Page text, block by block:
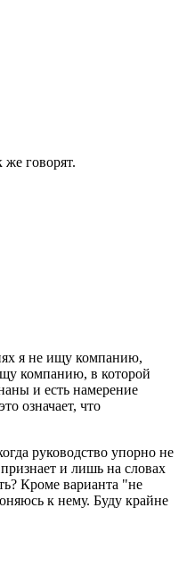
говорят.
я не ищу компанию,
компанию, в которой
и есть намерение
означает, что
руководство упорно не
и лишь на словах
Кроме варианта "не
к нему. Буду крайне